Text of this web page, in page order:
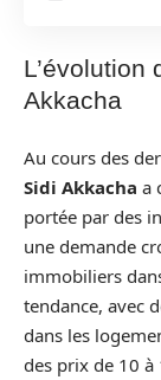
L’évolution
Akkacha
Au cours des
Sidi Akkacha a
portée par des
une demande
immobiliers
tendance, avec
dans les
des prix de 10 à